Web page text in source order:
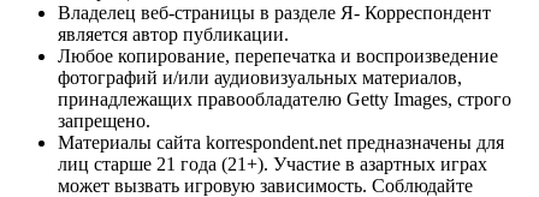
Владелец веб-страницы в разделе Я- Корреспондент
является автор публикации.
Любое копирование, перепечатка и воспроизведение
фотографий и/или аудиовизуальных материалов,
принадлежащих правообладателю Getty Images, строго
запрещено.
Материалы сайта korrespondent.net предназначены для
лиц старше 21 года (21+). Участие в азартных играх
может вызвать игровую зависимость. Соблюдайте